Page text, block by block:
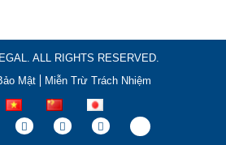
ALL RIGHTS RESERVED.
Mật
Miễn Trừ Trách Nhiệm